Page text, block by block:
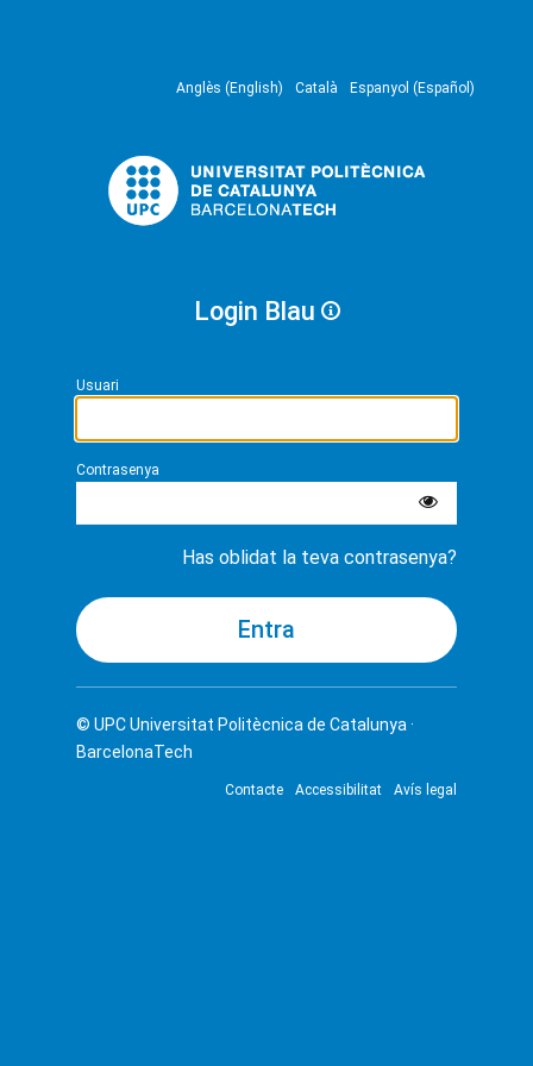
Anglès (English) Català Espanyol (Español)
Login Blau
Usuari
Contrasenya
Has oblidat la teva contrasenya?
© UPCUniversitat Politècnica de Catalunya ·
BarcelonaTech
Contacte Accessibilitat Avís legal